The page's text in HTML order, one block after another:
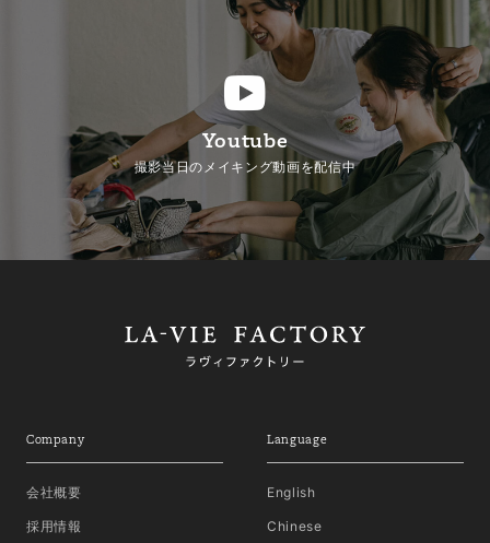
Youtube
撮影当日のメイキング動画を配信中
Company
会社概要
採用情報
Language
English
Chinese